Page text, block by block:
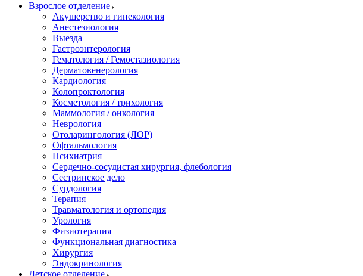
Взрослое отделение
Акушерство и гинекология
Анестезиология
Выезда
Гастроэнтерология
Гематология / Гемостазиология
Дерматовенерология
Кардиология
Колопроктология
Косметология / трихология
Маммология / онкология
Неврология
Отоларингология (ЛОР)
Офтальмология
Психиатрия
Сердечно-сосудистая хирургия, флебология
Сестринское дело
Сурдология
Терапия
Травматология и ортопедия
Урология
Физиотерапия
Функциональная диагностика
Хирургия
Эндокринология
Детское отделение